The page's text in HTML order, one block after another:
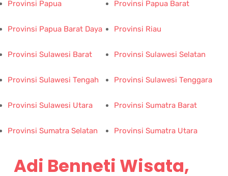
Provinsi Papua Provinsi Papua Barat
Provinsi Papua Barat Daya Provinsi Riau
Provinsi Sulawesi Barat Provinsi Sulawesi Selatan
Provinsi Sulawesi Tengah Provinsi Sulawesi Tenggara
Provinsi Sulawesi Utara Provinsi Sumatra Barat
Provinsi Sumatra Selatan Provinsi Sumatra Utara
Adi Benneti Wisata,